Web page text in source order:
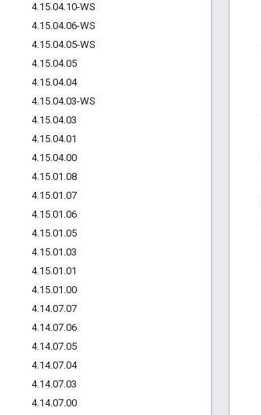
4.15.04.10-WS
4.15.04.06-WS
4.15.04.05-WS
4.15.04.05
4.15.04.04
4.15.04.03-WS
4.15.04.03
4.15.04.01
4.15.04.00
4.15.01 .08
4.15.01 .07
4.15.01 .06
4.15.01 .05
4.15.01 .03
4.15.01 .01
4.15.01 .00
4.14.07.07
4.14.07.06
4.14.07.05
4.14.07.04
4.14.07.03
4.14.07.00